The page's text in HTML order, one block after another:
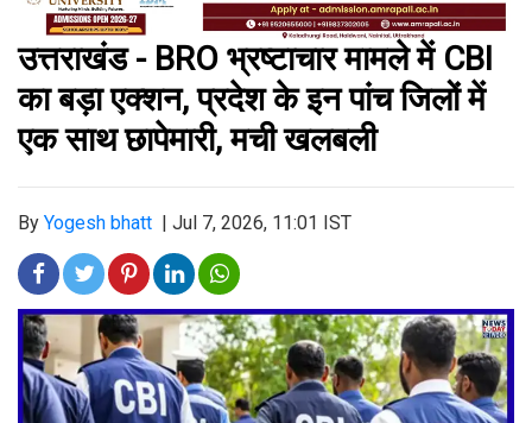
उत्तराखंड - BRO भ्रष्टाचार मामले में CBI
का बड़ा एक्शन, प्रदेश के इन पांच जिलों में
एक साथ छापेमारी, मची खलबली
By Yogesh bhatt Jul 7, 2026, 11:01 IST